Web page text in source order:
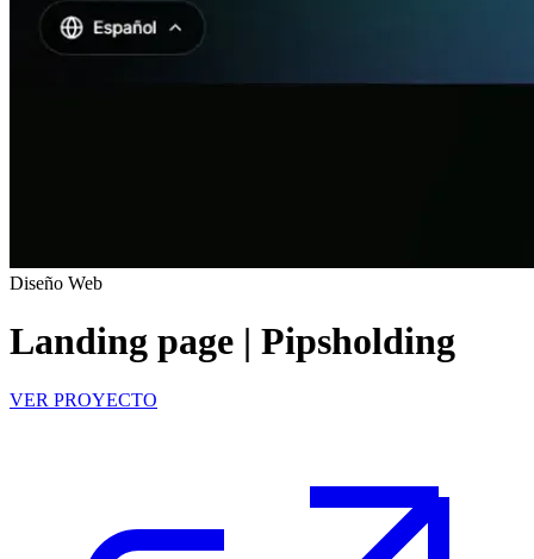
Diseño Web
Landing page | Pipsholding
VER PROYECTO